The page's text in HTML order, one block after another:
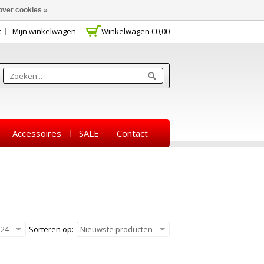
Winkelwagen €0,00
Mijn winkelwagen
Accessoires SALE Contact
Sorteren op: Nieuwste producten
24
cookies »